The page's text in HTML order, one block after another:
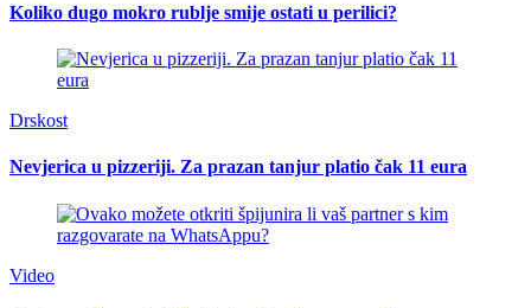
Koliko dugo mokro rublje smije ostati u perilici?
Drskost
Nevjerica u pizzeriji. Za prazan tanjur platio čak 11 eura
Video